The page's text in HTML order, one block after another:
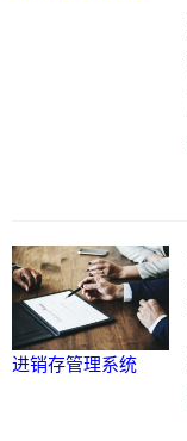
进销存管理系统